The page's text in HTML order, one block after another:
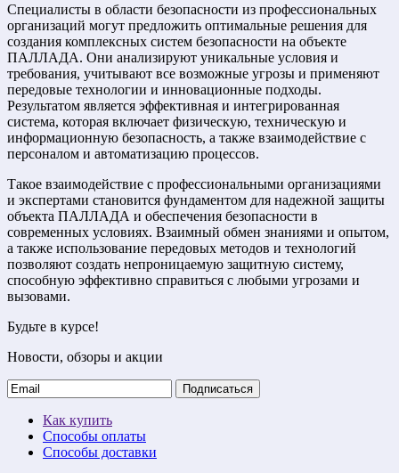
Специалисты в области безопасности из профессиональных
организаций могут предложить оптимальные решения для
создания комплексных систем безопасности на объекте
ПАЛЛАДА. Они анализируют уникальные условия и
требования, учитывают все возможные угрозы и применяют
передовые технологии и инновационные подходы.
Результатом является эффективная и интегрированная
система, которая включает физическую, техническую и
информационную безопасность, а также взаимодействие с
персоналом и автоматизацию процессов.
Такое взаимодействие с профессиональными организациями
и экспертами становится фундаментом для надежной защиты
объекта ПАЛЛАДА и обеспечения безопасности в
современных условиях. Взаимный обмен знаниями и опытом,
а также использование передовых методов и технологий
позволяют создать непроницаемую защитную систему,
способную эффективно справиться с любыми угрозами и
вызовами.
Будьте в курсе!
Новости, обзоры и акции
Подписаться
Как купить
Способы оплаты
Способы доставки